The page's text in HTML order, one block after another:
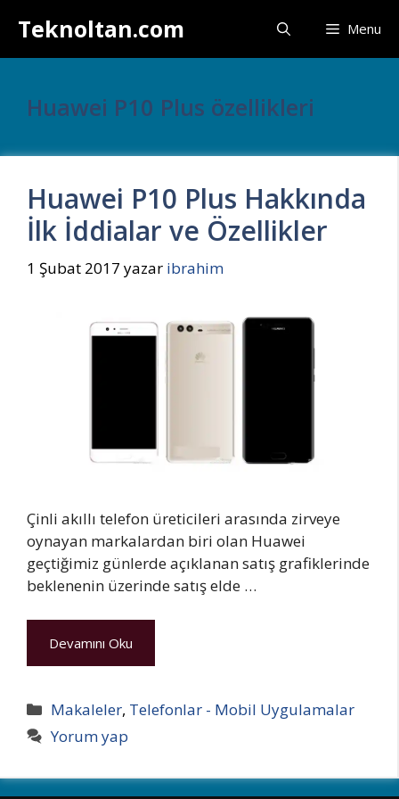
atlaTeknoltan.com Menu
Huawei P10 Plus özellikleri
Huawei P10 Plus Hakkında
İlk İddialar ve Özellikler
1 Şubat 2017 yazar ibrahim
Çinli akıllı telefon üreticileri arasında zirveye
oynayan markalardan biri olan Huawei
geçtiğimiz günlerde açıklanan satış grafiklerinde
beklenenin üzerinde satış elde …
Devamını Oku
Kategoriler
Makaleler, Telefonlar - Mobil Uygulamalar
Yorum yap